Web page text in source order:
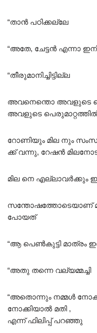
“താൻ പഠിക്കല്ലേ
“അതേ, ചേട്ടൻ എന്നാ
“തീരുമാനിച്ചിട്ടില്ല
അവനെന്തൊ അവളുടെ
അവളുടെ
റോണിയും മില നും
ക്ക് വന്നു, റേഷൻ
മില നെ എല്ലാവർക്കും
സന്തോഷത്തോടെയാണ്
പോയത്
“ആ പെൺകുട്ടി മാത്രം
“അതു തന്നെ വല്യമ്മച്ചി
“അതൊന്നും നമ്മൾ
നോക്കിയാൽ മതി ,
എന്ന് ഫിലിപ്പ് പറഞ്ഞു